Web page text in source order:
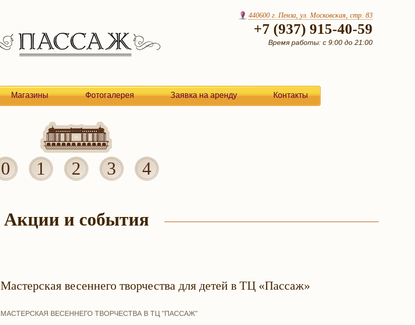
440600 г. Пенза, ул. Московская, стр. 83
+7 (937) 915-40-59
Время работы: с 9:00 до 21:00
Магазины Фотогалерея Заявка на аренду Контакты
0 1 2 3 4
Акции и события
Мастерская весеннего творчества для детей в ТЦ «Пассаж»
МАСТЕРСКАЯ ВЕСЕННЕГО ТВОРЧЕСТВА В ТЦ "ПАССАЖ"